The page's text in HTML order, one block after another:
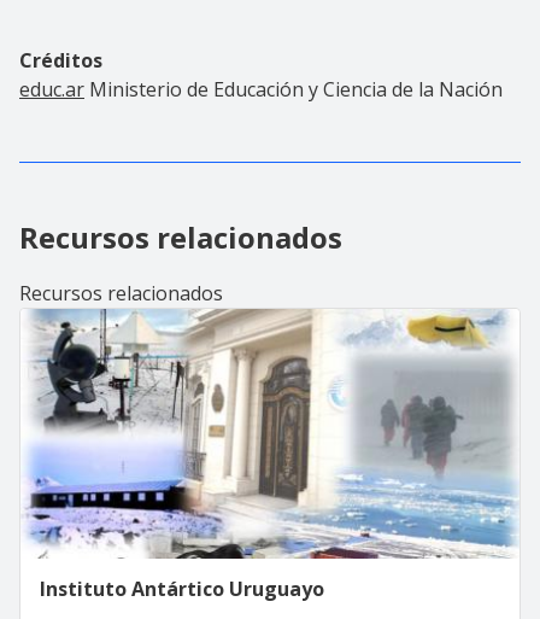
Créditos
educ.ar Ministerio de Educación y Ciencia de la Nación
Recursos relacionados
Recursos relacionados
Instituto Antártico Uruguayo